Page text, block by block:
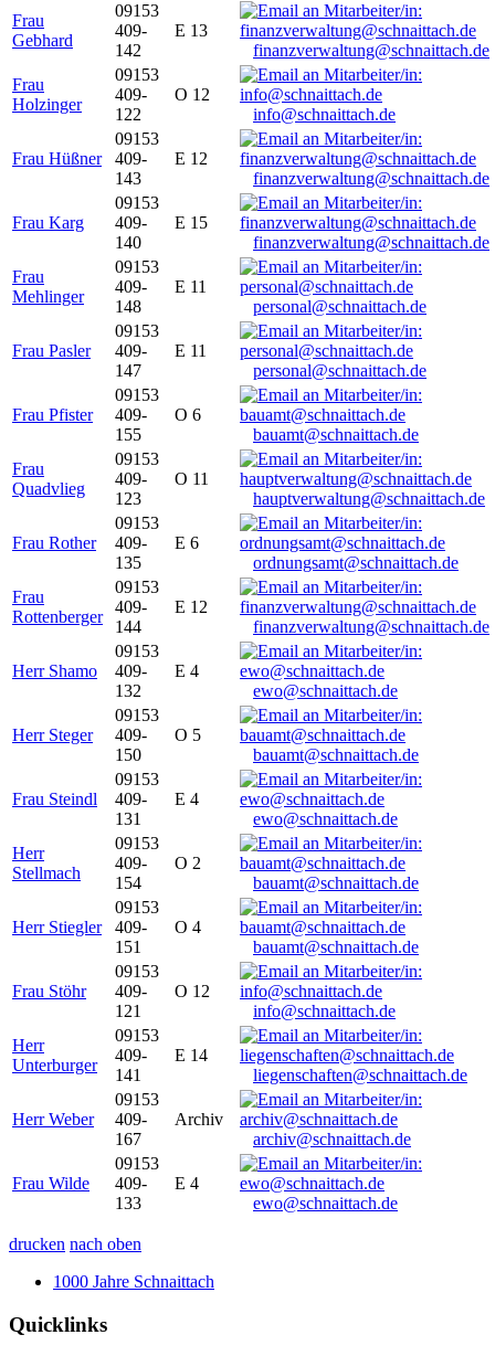
Frau
Gebhard
09153
409-
142
E 13
finanzverwaltung@schnaittach.de
Frau
Holzinger
09153
409-
122
O 12
info@schnaittach.de
Frau Hüßner
09153
409-
143
E 12
finanzverwaltung@schnaittach.de
Frau Karg
09153
409-
140
E 15
finanzverwaltung@schnaittach.de
Frau
Mehlinger
09153
409-
148
E 11
personal@schnaittach.de
Frau Pasler
09153
409-
147
E 11
personal@schnaittach.de
Frau Pfister
09153
409-
155
O 6
bauamt@schnaittach.de
Frau
Quadvlieg
09153
409-
123
O 11
hauptverwaltung@schnaittach.de
Frau Rother
09153
409-
135
E 6
ordnungsamt@schnaittach.de
Frau
Rottenberger
09153
409-
144
E 12
finanzverwaltung@schnaittach.de
Herr Shamo
09153
409-
132
E 4
ewo@schnaittach.de
Herr Steger
09153
409-
150
O 5
bauamt@schnaittach.de
Frau Steindl
09153
409-
131
E 4
ewo@schnaittach.de
Herr
Stellmach
09153
409-
154
O 2
bauamt@schnaittach.de
Herr Stiegler
09153
409-
151
O 4
bauamt@schnaittach.de
Frau Stöhr
09153
409-
121
O 12
info@schnaittach.de
Herr
Unterburger
09153
409-
141
E 14
liegenschaften@schnaittach.de
Herr Weber
09153
409-
167
Archiv
archiv@schnaittach.de
Frau Wilde
09153
409-
133
E 4
ewo@schnaittach.de
drucken nach oben
1000 Jahre Schnaittach
Quicklinks